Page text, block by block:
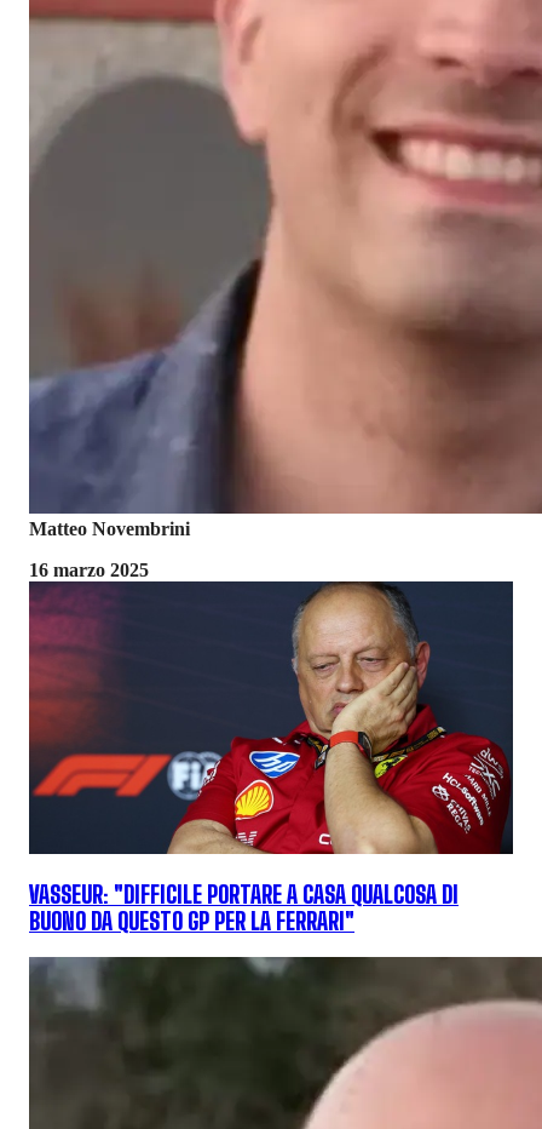
Matteo Novembrini
16 marzo 2025
VASSEUR: "DIFFICILE PORTARE A CASA QUALCOSA DI
BUONO DA QUESTO GP PER LA FERRARI"